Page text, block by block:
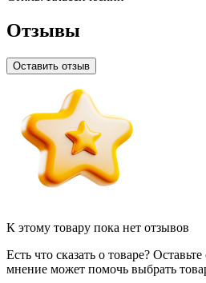
Отзывы
Оставить отзыв
К этому товару пока нет отзывов
Есть что сказать о товаре?
мнение может помочь выбрать